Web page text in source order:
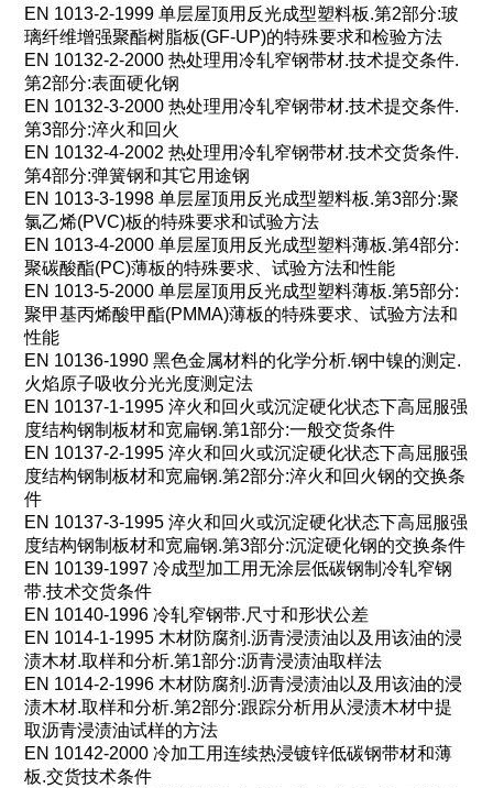
EN 1013-2-1999单层屋顶用反光成型塑料板.第2部分:玻
璃纤维增强聚酯树脂板(GF-UP)的特殊要求和检验方法
EN 10132-2-2000热处理用冷轧窄钢带材.技术提交条件.
第2部分:表面硬化钢
EN 10132-3-2000热处理用冷轧窄钢带材.技术提交条件.
第3部分:淬火和回火
EN 10132-4-2002热处理用冷轧窄钢带材.技术交货条件.
第4部分:弹簧钢和其它用途钢
EN 1013-3-1998单层屋顶用反光成型塑料板.第3部分:聚
氯乙烯(PVC)板的特殊要求和试验方法
EN 1013-4-2000单层屋顶用反光成型塑料薄板.第4部分:
聚碳酸酯(PC)薄板的特殊要求、试验方法和性能
EN 1013-5-2000单层屋顶用反光成型塑料薄板.第5部分:
聚甲基丙烯酸甲酯(PMMA)薄板的特殊要求、试验方法和
性能
EN 10136-1990黑色金属材料的化学分析.钢中镍的测定.
火焰原子吸收分光光度测定法
EN 10137-1-1995淬火和回火或沉淀硬化状态下高屈服强
度结构钢制板材和宽扁钢.第1部分:一般交货条件
EN 10137-2-1995淬火和回火或沉淀硬化状态下高屈服强
度结构钢制板材和宽扁钢.第2部分:淬火和回火钢的交换条
件
EN 10137-3-1995淬火和回火或沉淀硬化状态下高屈服强
度结构钢制板材和宽扁钢.第3部分:沉淀硬化钢的交换条件
EN 10139-1997冷成型加工用无涂层低碳钢制冷轧窄钢
带.技术交货条件
EN 10140-1996冷轧窄钢带.尺寸和形状公差
EN 1014-1-1995 木材防腐剂 .沥青浸渍油以及用该油的浸
渍木材.取样和分析.第1部分:沥青浸渍油取样法
EN 1014-2-1996 木材防腐剂 .沥青浸渍油以及用该油的浸
渍木材.取样和分析.第2部分:跟踪分析用从浸渍木材中提
取沥青浸渍油试样的方法
EN 10142-2000冷加工用连续热浸镀锌低碳钢带材和薄
板.交货技术条件